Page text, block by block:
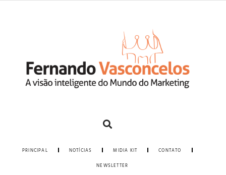
PRINCIPAL NOTÍCIAS MIDIA KIT CONTATO
NEWSLETTER